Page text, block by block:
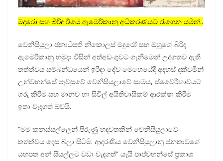
මදුරෝ සහ බිරිඳ ඊයේ ඇමෙරිකානු අධිකරණයට රැගෙන යමින්..
වෙනිසියුලා ජනාධිපති නිකොලස් මදුරෝ සහ ඔහුගේ බිරිඳ
ඇමෙරිකානු හමුදා විසින් අත්අඩංගුවට ගැනීමෙන් උද්ගතව ඇති
තත්ත්වය සම්බන්ධයෙන් ඉරිදා දේව මෙහෙයේදී අදහස් දක්වමින්
උන්වහන්සේ පැවසුවේ වෙනිසියුලාවේ සාමය, ස්වෛරීභාවයට
ගරු කිරීම සහ මානව හා සිවිල් අයිතිවාසිකම් ආරක්ෂා කිරීම
ඉතා වැදගත් බවයි.
“මම කනස්සල්ලෙන් පිරුණු හදවතකින් වෙනිසියුලාවේ
තත්ත්වය දෙස බලා සිටිමි. ආදරණීය වෙනිසියුලානු ජනතාවගේ
යහපත අන් සියල්ලට වඩා වැදගත්” යැයි පාප්වහන්සේ ප්‍රකාශ